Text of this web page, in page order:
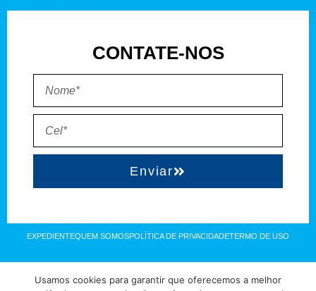
CONTATE-NOS
Enviar
EXPEDIENTEQUEM SOMOSPOLÍTICA DE PRIVACIDADETERMO DE USO
Direitos reservados à FIT Soluções = Atualizado pelo Consórcio de
Usamos cookies para garantir que oferecemos a melhor